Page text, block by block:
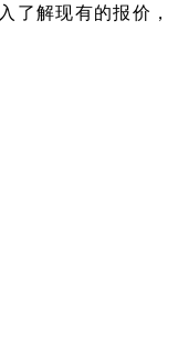
了解现有的报价，